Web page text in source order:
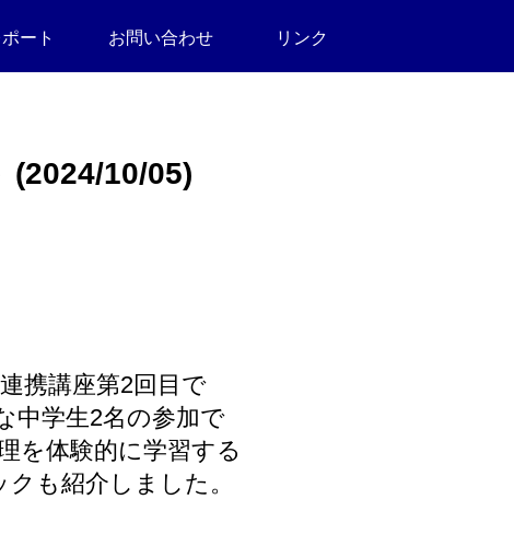
ート お問い合わせ リンク
(2024/10/05)
携講座第2回目で
中学生2名の参加で
を体験的に学習する
も紹介しました。